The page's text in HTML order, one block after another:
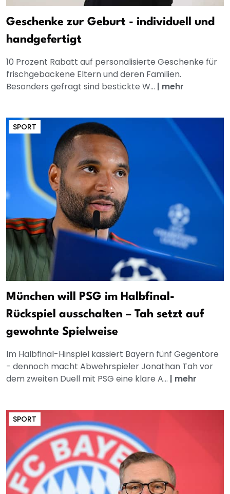
Geschenke zur Geburt - individuell und
handgefertigt
10 Prozent Rabatt auf personalisierte Geschenke für
frischgebackene Eltern und deren Familien.
Besonders gefragt sind bestickte W... | mehr
SPORT
München will PSG im Halbfinal-
Rückspiel ausschalten – Tah setzt auf
gewohnte Spielweise
Im Halbfinal-Hinspiel kassiert Bayern fünf Gegentore
- dennoch macht Abwehrspieler Jonathan Tah vor
dem zweiten Duell mit PSG eine klare A... | mehr
SPORT